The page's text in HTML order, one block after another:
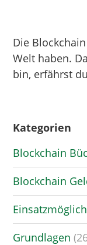
Die
Welt haben.
bin, erfährst du
Kategorien
Blockchain
Blockchain
Grundlagen